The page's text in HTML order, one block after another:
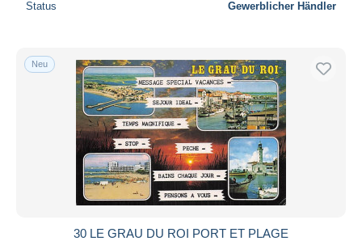
Status Gewerblicher Händler
Neu
30 LE GRAU DU ROI PORT ET PLAGE